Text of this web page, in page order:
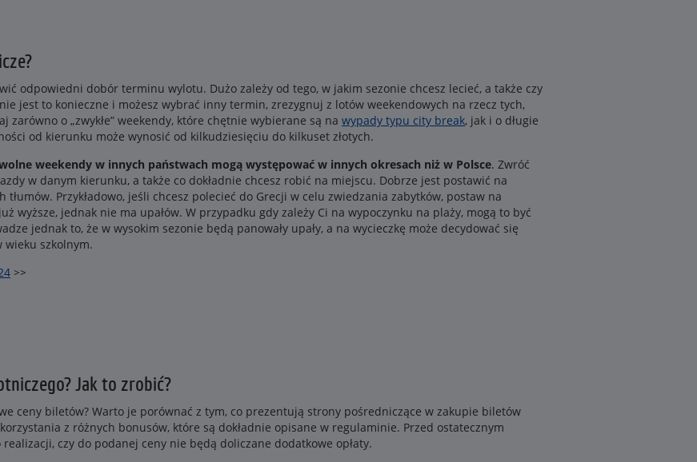
odpowiedni dobór terminu wylotu. Dużo zależy od tego, w jakim sezonie chcesz lecieć, a także czy
jest to konieczne i możesz wybrać inny termin, zrezygnuj z lotów weekendowych na rzecz tych,
o „zwykłe” weekendy, które chętnie wybierane są na wypady typu city break, jak i o długie
od kierunku może wynosić od kilkudziesięciu do kilkuset złotych.
weekendy w innych państwach mogą występować w innych okresach niż w Polsce. Zwróć
w danym kierunku, a także co dokładnie chcesz robić na miejscu. Dobrze jest postawić na
Przykładowo, jeśli chcesz polecieć do Grecji w celu zwiedzania zabytków, postaw na
wyższe, jednak nie ma upałów. W przypadku gdy zależy Ci na wypoczynku na plaży, mogą to być
jednak to, że w wysokim sezonie będą panowały upały, a na wycieczkę może decydować się
wieku szkolnym.
>>
Jak to zrobić?
ceny biletów? Warto je porównać z tym, co prezentują strony pośredniczące w zakupie biletów
z różnych bonusów, które są dokładnie opisane w regulaminie. Przed ostatecznym
czy do podanej ceny nie będą doliczane dodatkowe opłaty.